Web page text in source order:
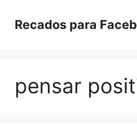
paraRecados para
pensar